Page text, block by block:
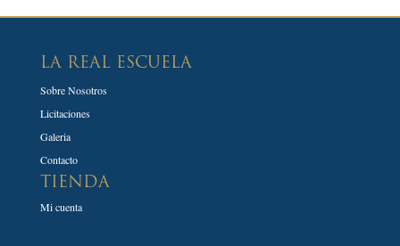
LA REAL ESCUELA
Sobre Nosotros
Licitaciones
Galeria
Contacto
TIENDA
Mi cuenta